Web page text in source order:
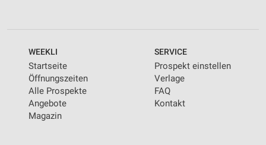
WEEKLI
Startseite
Öffnungszeiten
Alle Prospekte
Angebote
Magazin
SERVICE
Prospekt einstellen
Verlage
FAQ
Kontakt